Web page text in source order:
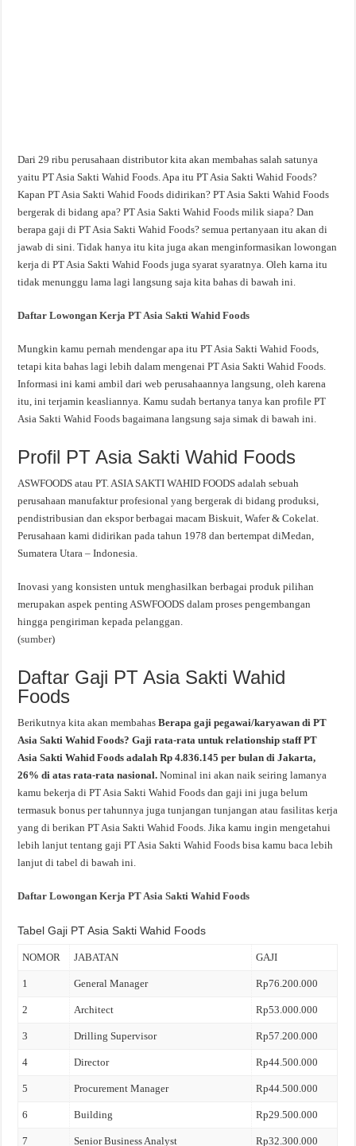
Dari 29 ribu perusahaan distributor kita akan membahas salah satunya
yaitu PT Asia Sakti Wahid Foods. Apa itu PT Asia Sakti Wahid Foods?
Kapan PT Asia Sakti Wahid Foods didirikan? PT Asia Sakti Wahid Foods
bergerak di bidang apa? PT Asia Sakti Wahid Foods milik siapa? Dan
berapa gaji di PT Asia Sakti Wahid Foods? semua pertanyaan itu akan di
jawab di sini. Tidak hanya itu kita juga akan menginformasikan lowongan
kerja di PT Asia Sakti Wahid Foods juga syarat syaratnya. Oleh karna itu
tidak menunggu lama lagi langsung saja kita bahas di bawah ini.
Daftar Lowongan Kerja PT Asia Sakti Wahid Foods
Mungkin kamu pernah mendengar apa itu PT Asia Sakti Wahid Foods,
tetapi kita bahas lagi lebih dalam mengenai PT Asia Sakti Wahid Foods.
Informasi ini kami ambil dari web perusahaannya langsung, oleh karena
itu, ini terjamin keasliannya. Kamu sudah bertanya tanya kan profile PT
Asia Sakti Wahid Foods bagaimana langsung saja simak di bawah ini.
Profil PT Asia Sakti Wahid Foods
ASWFOODS atau PT. ASIA SAKTI WAHID FOODS adalah sebuah
perusahaan manufaktur profesional yang bergerak di bidang produksi,
pendistribusian dan ekspor berbagai macam Biskuit, Wafer & Cokelat.
Perusahaan kami didirikan pada tahun 1978 dan bertempat diMedan,
Sumatera Utara – Indonesia.
Inovasi yang konsisten untuk menghasilkan berbagai produk pilihan
merupakan aspek penting ASWFOODS dalam proses pengembangan
hingga pengiriman kepada pelanggan.
(sumber)
Daftar Gaji PT Asia Sakti Wahid
Foods
Berikutnya kita akan membahasBerapa gaji pegawai/karyawan di PT
Asia Sakti Wahid Foods? Gaji rata-rata untuk relationship staff PT
Asia Sakti Wahid Foods adalah Rp 4.836.145 per bulan di Jakarta,
26% di atas rata-rata nasional.Nominal ini akan naik seiring lamanya
kamu bekerja di PT Asia Sakti Wahid Foods dan gaji ini juga belum
termasuk bonus per tahunnya juga tunjangan tunjangan atau fasilitas kerja
yang di berikan PT Asia Sakti Wahid Foods. Jika kamu ingin mengetahui
lebih lanjut tentang gaji PT Asia Sakti Wahid Foods bisa kamu baca lebih
lanjut di tabel di bawah ini.
Daftar Lowongan Kerja PT Asia Sakti Wahid Foods
Tabel Gaji PT Asia Sakti Wahid Foods
NOMOR JABATAN GAJI
1 General Manager Rp76.200.000
2 Architect Rp53.000.000
3 Drilling Supervisor Rp57.200.000
4 Director Rp44.500.000
5 Procurement Manager Rp44.500.000
6 Building Rp29.500.000
7 Senior Business Analyst Rp32.300.000